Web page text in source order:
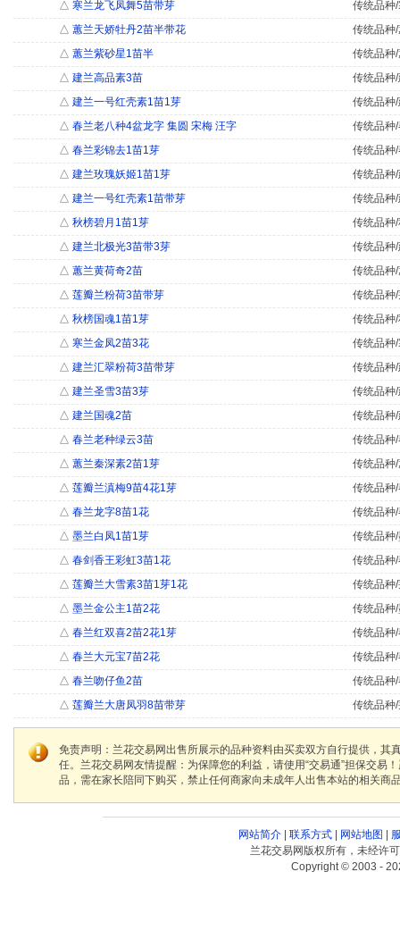
△ 寒兰龙飞凤舞5苗带芽
传统品种
△ 蕙兰天娇牡丹2苗半带花
传统品种
△ 蕙兰紫砂星1苗半
传统品种
△ 建兰高品素3苗
传统品种
△ 建兰一号红壳素1苗1芽
传统品种
△ 春兰老八种4盆龙字 集圆 宋梅 汪字
传统品种
△ 春兰彩锦去1苗1芽
传统品种
△ 建兰玫瑰妖姬1苗1芽
传统品种
△ 建兰一号红壳素1苗带芽
传统品种
△ 秋榜碧月1苗1芽
传统品种
△ 建兰北极光3苗带3芽
传统品种
△ 蕙兰黄荷奇2苗
传统品种
△ 莲瓣兰粉荷3苗带芽
传统品种
△ 秋榜国魂1苗1芽
传统品种
△ 寒兰金凤2苗3花
传统品种
△ 建兰汇翠粉荷3苗带芽
传统品种
△ 建兰圣雪3苗3芽
传统品种
△ 建兰国魂2苗
传统品种
△ 春兰老种绿云3苗
传统品种
△ 蕙兰秦深素2苗1芽
传统品种
△ 莲瓣兰滇梅9苗4花1芽
传统品种
△ 春兰龙字8苗1花
传统品种
△ 墨兰白凤1苗1芽
传统品种
△ 春剑香王彩虹3苗1花
传统品种
△ 莲瓣兰大雪素3苗1芽1花
传统品种
△ 墨兰金公主1苗2花
传统品种
△ 春兰红双喜2苗2花1芽
传统品种
△ 春兰大元宝7苗2花
传统品种
△ 春兰吻仔鱼2苗
传统品种
△ 莲瓣兰大唐凤羽8苗带芽 传统品种
免责声明：兰花交易网出售所展示的品种资料由买卖双方自行提供，
任。兰花交易网友情提醒：为保障您的利益，请使用“交易通”担保交
品，需在家长陪同下购买，禁止任何商家向未成年人出售本站的相关商
网站简介| 联系方式| 网站地图
兰花交易网版权所有，未经许
Copyright © 2003 -